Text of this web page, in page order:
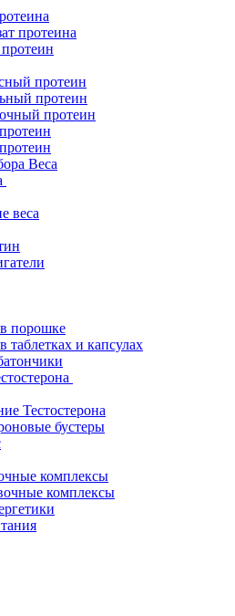
протеина
протеин
протеин
протеин
Веса
веса
порошке
таблетках и капсулах
Тестостерона
бустеры
комплексы
комплексы